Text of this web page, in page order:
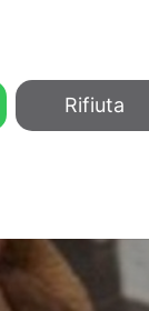
Rifiuta